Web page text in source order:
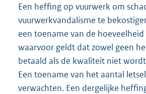
Een heffing op vuurwerk om
vuurwerkvandalisme te
een toename van de
waarvoor geldt dat zowel geen
betaald als de kwaliteit niet
Een toename van het aantal
verwachten. Een dergelijke